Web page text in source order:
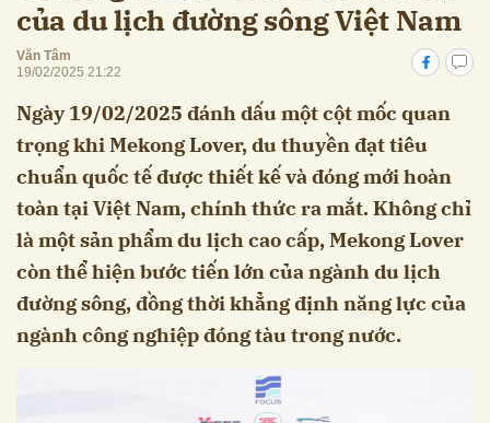
của du lịch đường sông Việt Nam
Văn Tâm
19/02/2025 21:22
Ngày 19/02/2025 đánh dấu một cột mốc quan
trọng khi Mekong Lover, du thuyền đạt tiêu
chuẩn quốc tế được thiết kế và đóng mới hoàn
toàn tại Việt Nam, chính thức ra mắt. Không chỉ
là một sản phẩm du lịch cao cấp, Mekong Lover
còn thể hiện bước tiến lớn của ngành du lịch
đường sông, đồng thời khẳng định năng lực của
ngành công nghiệp đóng tàu trong nước.